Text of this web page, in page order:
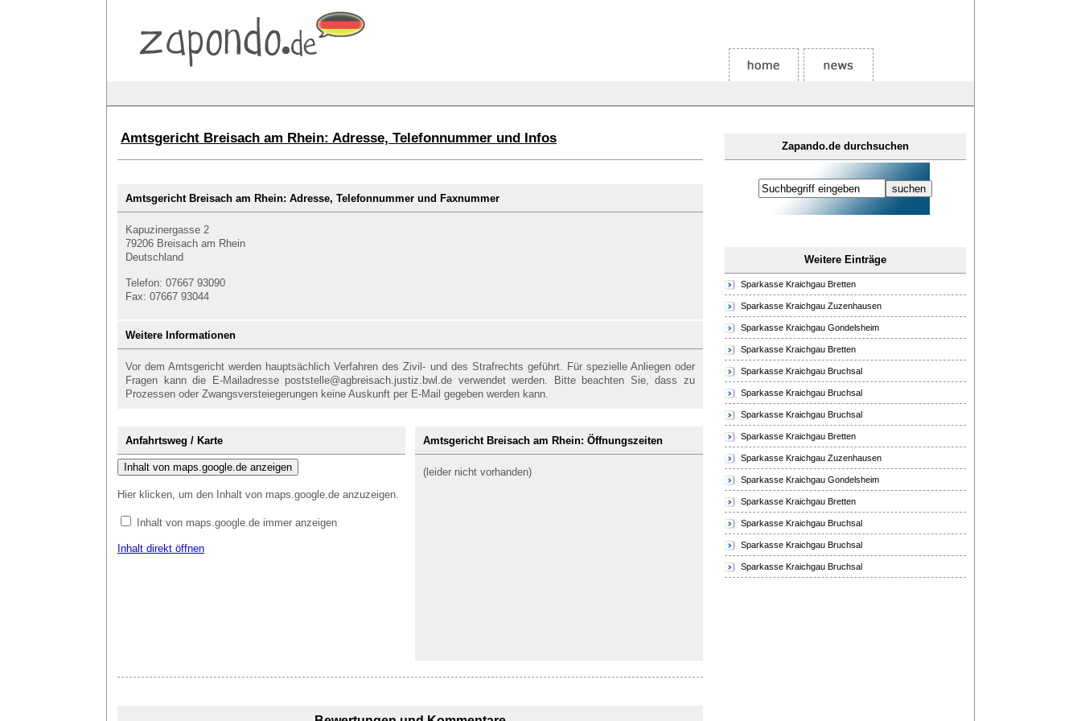
Zapando.de durchsuchen
Weitere Einträge
Sparkasse Kraichgau Bretten
Sparkasse Kraichgau Zuzenhausen
Sparkasse Kraichgau Gondelsheim
Sparkasse Kraichgau Bretten
Sparkasse Kraichgau Bruchsal
Sparkasse Kraichgau Bruchsal
Sparkasse Kraichgau Bruchsal
Sparkasse Kraichgau Bretten
Sparkasse Kraichgau Zuzenhausen
Sparkasse Kraichgau Gondelsheim
Sparkasse Kraichgau Bretten
Sparkasse Kraichgau Bruchsal
Sparkasse Kraichgau Bruchsal
Sparkasse Kraichgau Bruchsal
Amtsgericht Breisach am Rhein: Adresse, Telefonnummer und Infos
Amtsgericht Breisach am Rhein: Adresse, Telefonnummer und Faxnummer
Kapuzinergasse 2
79206 Breisach am Rhein
Deutschland
Telefon: 07667 93090
Fax: 07667 93044
Weitere Informationen
Vor dem Amtsgericht werden hauptsächlich Verfahren des Zivil- und des Strafrechts geführt. Für spezielle Anliegen oder
Fragen kann die E-Mailadresse poststelle@agbreisach.justiz.bwl.de verwendet werden. Bitte beachten Sie, dass zu
Prozessen oder Zwangsversteiegerungen keine Auskunft per E-Mail gegeben werden kann.
Anfahrtsweg / Karte
Inhalt von maps.google.de anzeigen
Hier klicken, um den Inhalt von maps.google.de anzuzeigen.
Inhalt von maps.google.de immer anzeigen
Inhalt direkt öffnen
Amtsgericht Breisach am Rhein: Öffnungszeiten
(leider nicht vorhanden)